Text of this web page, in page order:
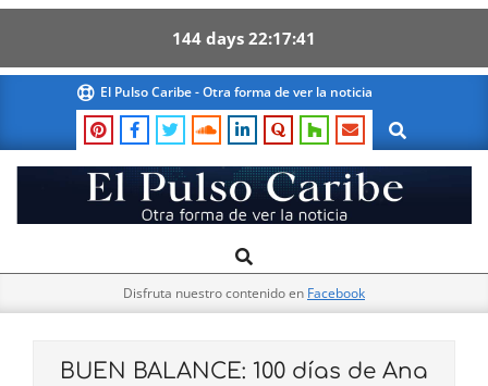
144 days 22 17 40
content
El Pulso Caribe - Otra forma de ver la noticia
Search
El
Pulso
Navigation
Search
Disfruta nuestro contenido en Facebook
BUEN BALANCE: 100 días de Ana